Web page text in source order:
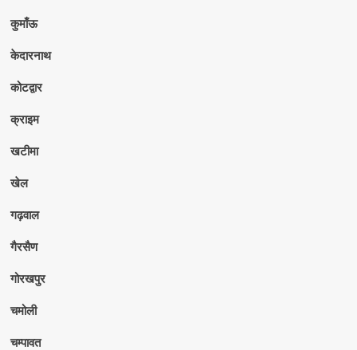
कुमाँऊ
केदारनाथ
कोटद्वार
क्राइम
खटीमा
खेल
गढ़वाल
गैरसैण
गोरखपुर
चमोली
चम्पावत